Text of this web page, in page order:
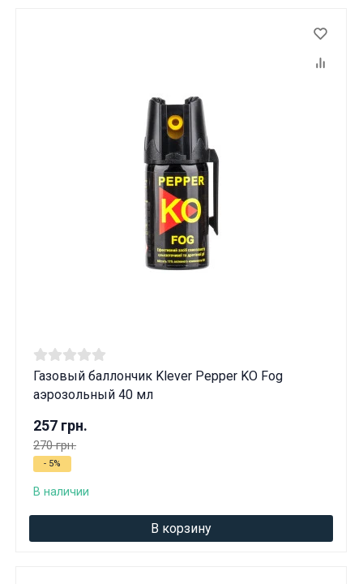
Газовый баллончик Klever Pepper KO Fog
аэрозольный 40 мл
257 грн.
270 грн.
- 5%
В наличии
В корзину